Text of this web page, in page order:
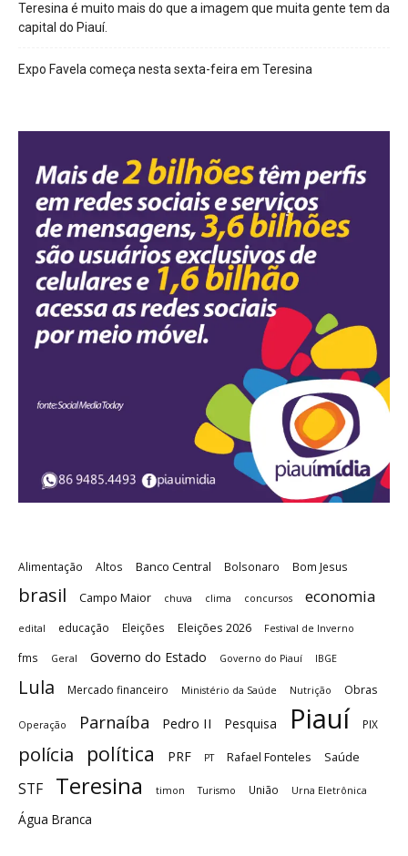
Teresina é muito mais do que a imagem que muita gente tem da
capital do Piauí.
Expo Favela começa nesta sexta-feira em Teresina
Alimentação Altos Banco Central Bolsonaro Bom Jesus
brasil Campo Maior chuva clima concursos economia
edital educação Eleições Eleições 2026 Festival de Inverno
fms Geral Governo do Estado Governo do Piauí IBGE
Lula Mercado financeiro Ministério da Saúde Nutrição Obras
Operação Parnaíba Pedro II Pesquisa Piauí PIX
polícia política PRF PT Rafael Fonteles Saúde
STF Teresina timon Turismo União Urna Eletrônica
Água Branca